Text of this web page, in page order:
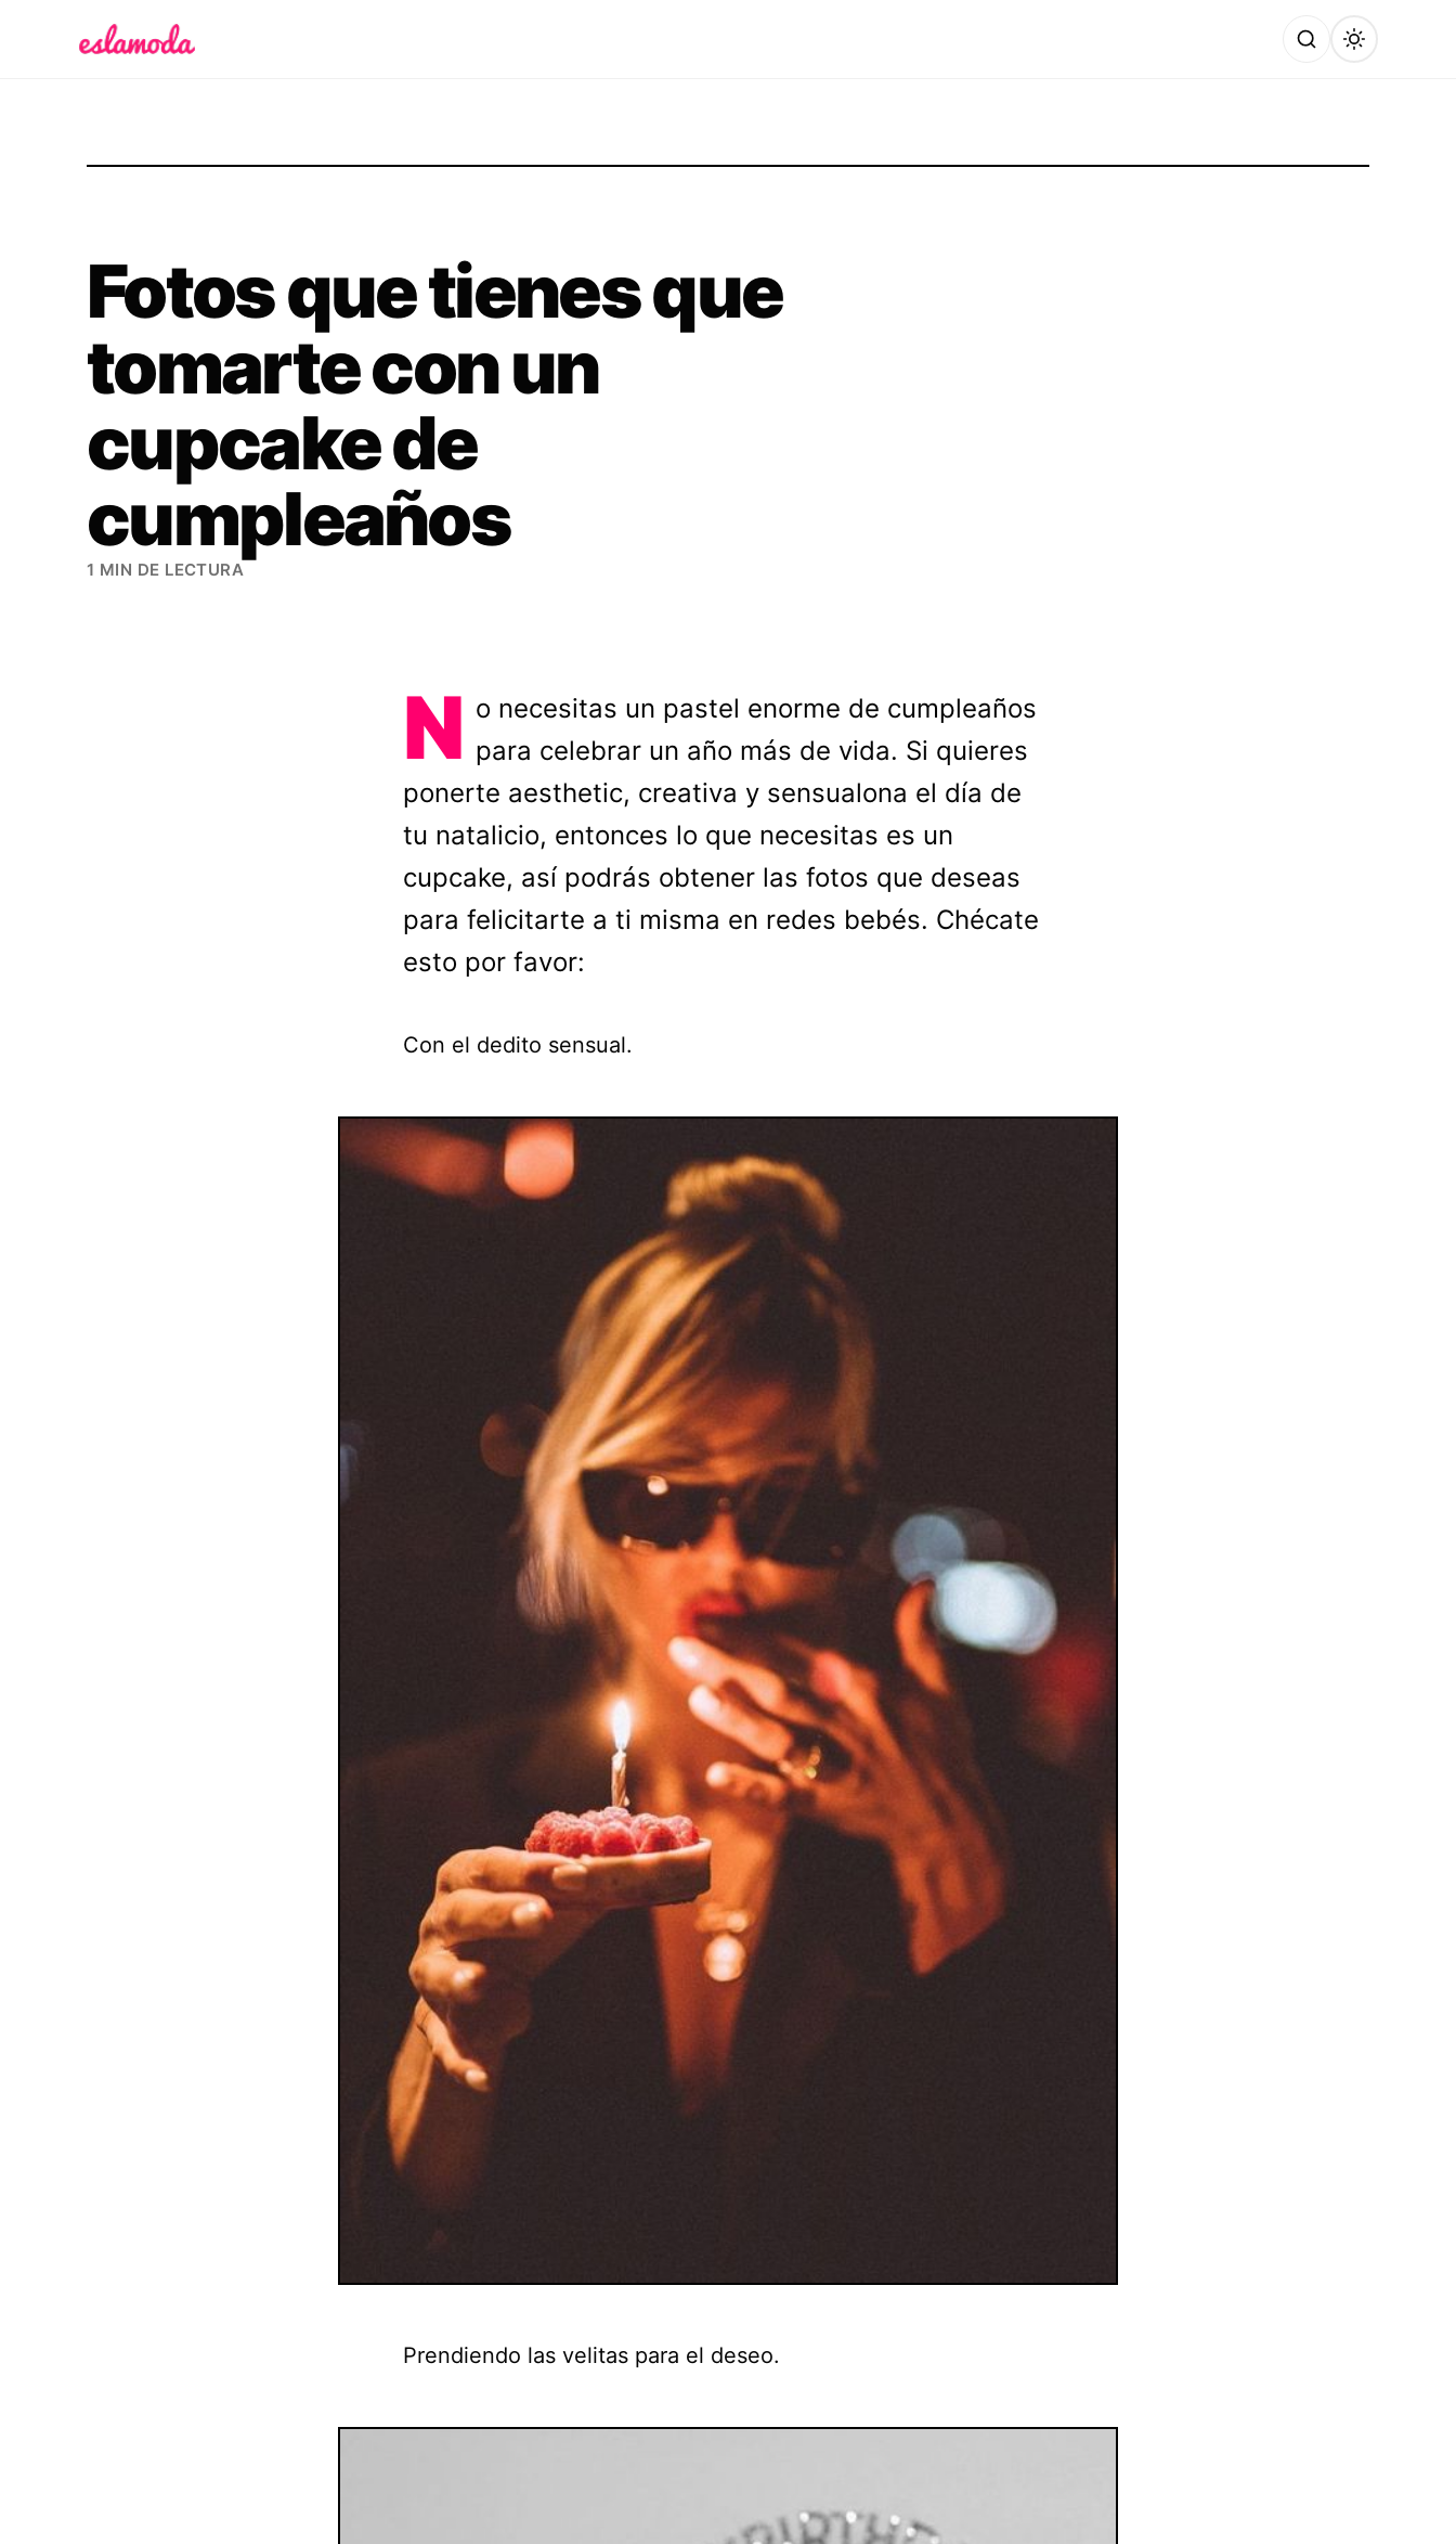
Fotos que tienes que
tomarte con un
cupcake de
cumpleaños
1 MIN DE LECTURA
N o necesitas un pastel enorme de cumpleaños
para celebrar un año más de vida. Si quieres
ponerte aesthetic, creativa y sensualona el día de
tu natalicio, entonces lo que necesitas es un
cupcake, así podrás obtener las fotos que deseas
para felicitarte a ti misma en redes bebés. Chécate
esto por favor:
Con el dedito sensual.
Prendiendo las velitas para el deseo.